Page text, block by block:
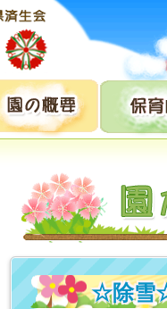
☆除雪